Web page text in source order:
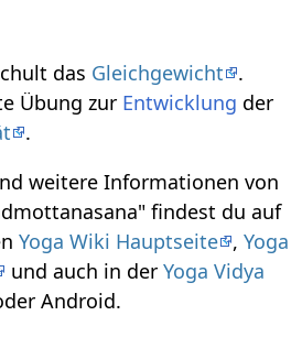
das Gleichgewicht
.
Übung zur Entwicklung der
.
weitere Informationen von
findest du auf
Yoga Wiki Hauptseite ,Yoga
und auch in derYoga Vidya
Android.